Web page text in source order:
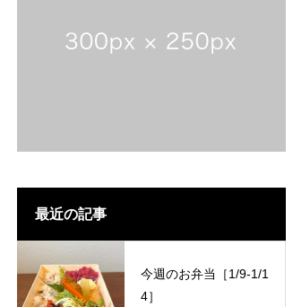
最近の記事
今週のお弁当［1/9-1/1
4］